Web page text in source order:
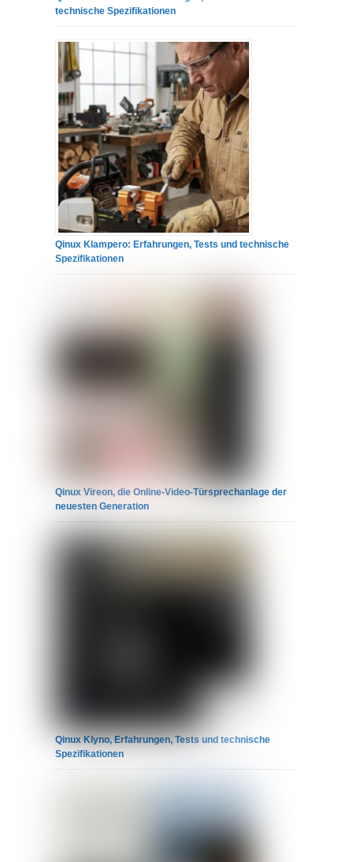
technische Spezifikationen
Qinux Klampero: Erfahrungen, Tests und technische
Spezifikationen
Qinux Vireon, die Online-Video-Türsprechanlage der
neuesten Generation
Qinux Klyno, Erfahrungen, Tests und technische
Spezifikationen